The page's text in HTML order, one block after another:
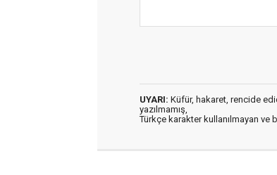
UYARI: Küfür, hakaret, rencide
yazılmamış,
Türkçe karakter kullanılmayan ve